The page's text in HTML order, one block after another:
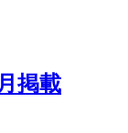
掲載